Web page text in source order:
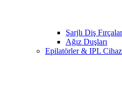
Şarjlı Diş
Ağız Duşları
Epilatörler & IPL